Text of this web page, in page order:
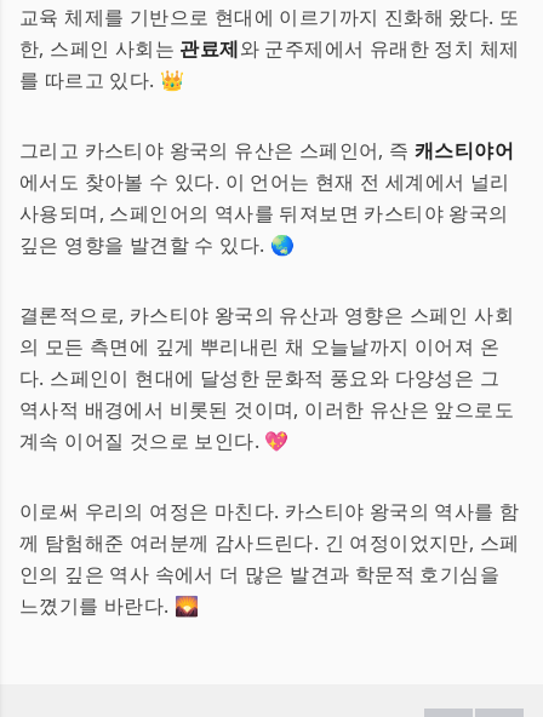
교육 체제를 기반으로 현대에 이르기까지 진화해 왔다. 또
한, 스페인 사회는 관료제와 군주제에서 유래한 정치 체제
를 따르고 있다. 👑
그리고 카스티야 왕국의 유산은 스페인어, 즉 캐스티야어
에서도 찾아볼 수 있다. 이 언어는 현재 전 세계에서 널리
사용되며, 스페인어의 역사를 뒤져보면 카스티야 왕국의
깊은 영향을 발견할 수 있다. 🌏
결론적으로, 카스티야 왕국의 유산과 영향은 스페인 사회
의 모든 측면에 깊게 뿌리내린 채 오늘날까지 이어져 온
다. 스페인이 현대에 달성한 문화적 풍요와 다양성은 그
역사적 배경에서 비롯된 것이며, 이러한 유산은 앞으로도
계속 이어질 것으로 보인다. 💖
이로써 우리의 여정은 마친다. 카스티야 왕국의 역사를 함
께 탐험해준 여러분께 감사드린다. 긴 여정이었지만, 스페
인의 깊은 역사 속에서 더 많은 발견과 학문적 호기심을
느꼈기를 바란다. 🌄